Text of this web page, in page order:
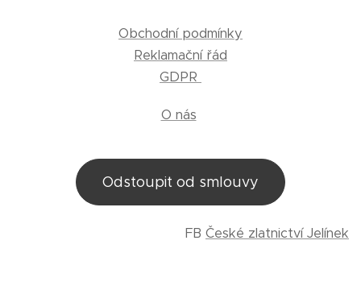
Obchodní podmínky
Reklamační řád
GDPR
O nás
Odstoupit od smlouvy
FB České zlatnictví Jelínek